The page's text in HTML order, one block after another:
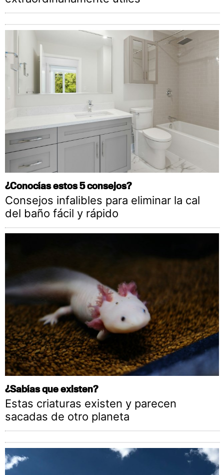
¿Conocías estos 5 consejos?
Consejos infalibles para eliminar la cal
del baño fácil y rápido
¿Sabías que existen?
Estas criaturas existen y parecen
sacadas de otro planeta